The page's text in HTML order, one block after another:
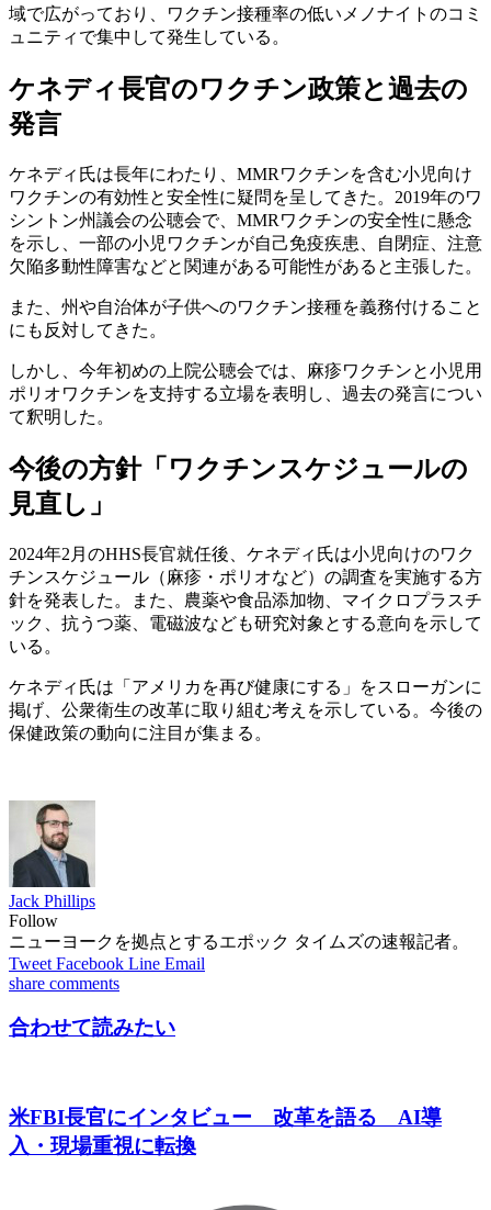
域で広がっており、ワクチン接種率の低いメノナイトのコミ
ュニティで集中して発生している。
ケネディ長官のワクチン政策と過去の
発言
ケネディ氏は長年にわたり、MMRワクチンを含む小児向け
ワクチンの有効性と安全性に疑問を呈してきた。2019年のワ
シントン州議会の公聴会で、MMRワクチンの安全性に懸念
を示し、一部の小児ワクチンが自己免疫疾患、自閉症、注意
欠陥多動性障害などと関連がある可能性があると主張した。
また、州や自治体が子供へのワクチン接種を義務付けること
にも反対してきた。
しかし、今年初めの上院公聴会では、麻疹ワクチンと小児用
ポリオワクチンを支持する立場を表明し、過去の発言につい
て釈明した。
今後の方針「ワクチンスケジュールの
見直し」
2024年2月のHHS長官就任後、ケネディ氏は小児向けのワク
チンスケジュール（麻疹・ポリオなど）の調査を実施する方
針を発表した。また、農薬や食品添加物、マイクロプラスチ
ック、抗うつ薬、電磁波なども研究対象とする意向を示して
いる。
ケネディ氏は「アメリカを再び健康にする」をスローガンに
掲げ、公衆衛生の改革に取り組む考えを示している。今後の
保健政策の動向に注目が集まる。
Jack Phillips
Follow
ニューヨークを拠点とするエポック タイムズの速報記者。
Tweet Facebook Line Email
share comments
合わせて読みたい
米FBI長官にインタビュー 改革を語る AI導
入・現場重視に転換